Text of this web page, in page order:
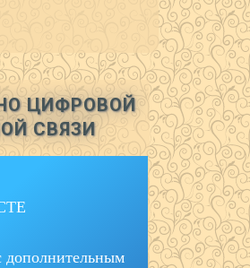
ЦИФРОВОЙ
СВЯЗИ
дополнительным